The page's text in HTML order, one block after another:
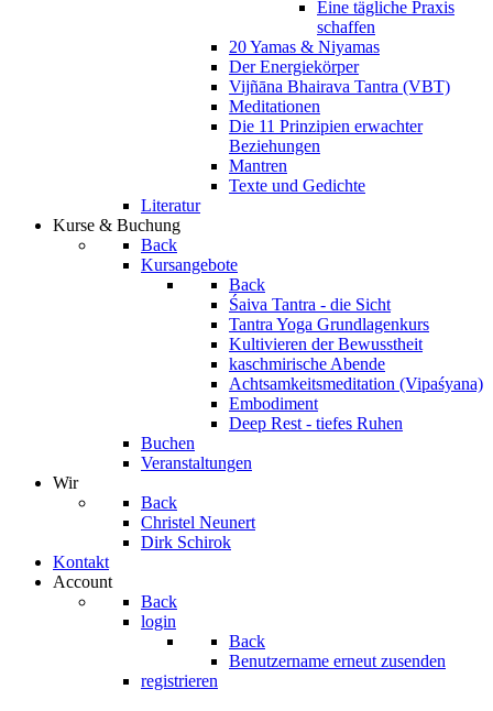
Eine tägliche Praxis
schaffen
20 Yamas & Niyamas
Der Energiekörper
Vijñāna Bhairava Tantra (VBT)
Meditationen
Die 11 Prinzipien erwachter
Beziehungen
Mantren
Texte und Gedichte
Literatur
Kurse & Buchung
Back
Kursangebote
Back
Śaiva Tantra - die Sicht
Tantra Yoga Grundlagenkurs
Kultivieren der Bewusstheit
kaschmirische Abende
Achtsamkeitsmeditation (Vipaśyana)
Embodiment
Deep Rest - tiefes Ruhen
Buchen
Veranstaltungen
Wir
Back
Christel Neunert
Dirk Schirok
Kontakt
Account
Back
login
Back
Benutzername erneut zusenden
registrieren